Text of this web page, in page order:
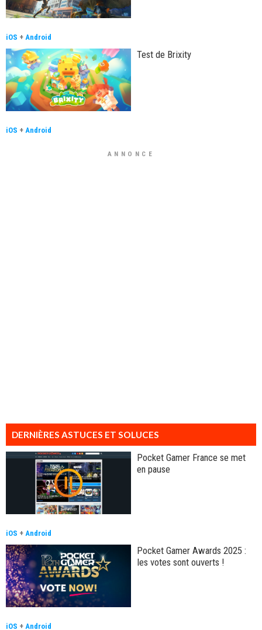
iOS + Android
Test de Brixity
iOS + Android
ANNONCE
DERNIÈRES ASTUCES ET SOLUCES
Pocket Gamer France se met
en pause
iOS + Android
Pocket Gamer Awards 2025 :
les votes sont ouverts !
iOS + Android